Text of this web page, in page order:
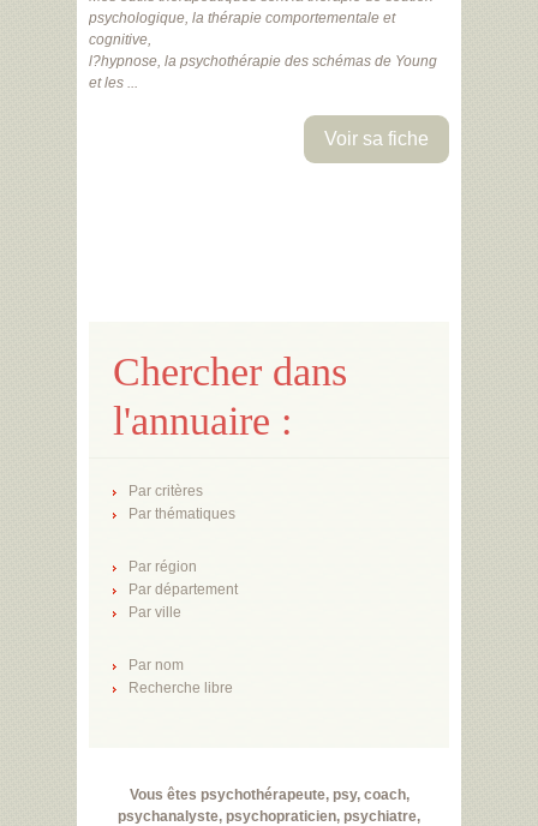
psychologique, la thérapie comportementale et
cognitive,
l?hypnose, la psychothérapie des schémas de Young
et les ...
Voir sa fiche
Chercher dans
l'annuaire :
Par critères
Par thématiques
Par région
Par département
Par ville
Par nom
Recherche libre
Vous êtes psychothérapeute, psy, coach,
psychanalyste, psychopraticien, psychiatre,